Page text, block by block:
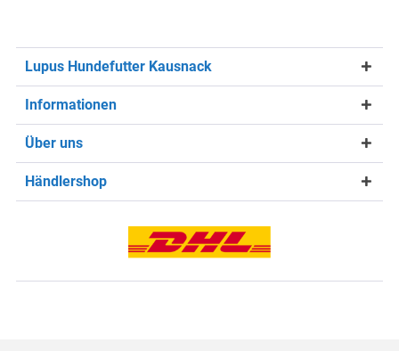
Lupus Hundefutter Kausnack
Informationen
Über uns
Händlershop